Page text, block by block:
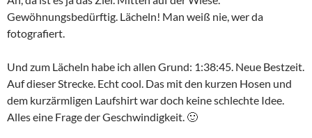
Gewöhnungsbedürftig. Lächeln! Man weiß nie, wer da
fotografiert.
Und zum Lächeln habe ich allen Grund: 1:38:45. Neue Bestzeit.
Auf dieser Strecke. Echt cool. Das mit den kurzen Hosen und
dem kurzärmligen Laufshirt war doch keine schlechte Idee.
Alles eine Frage der Geschwindigkeit. 🙂